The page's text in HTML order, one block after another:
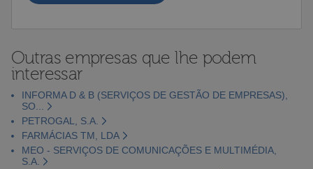
Outras empresas que lhe podem
interessar
INFORMA D & B (SERVIÇOS DE GESTÃO DE EMPRESAS),
SO...
PETROGAL, S.A.
FARMÁCIAS TM, LDA
MEO - SERVIÇOS DE COMUNICAÇÕES E MULTIMÉDIA,
S.A.